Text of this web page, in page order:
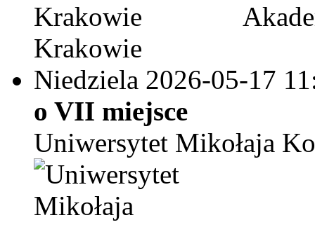
Krakowie
Niedziela 2026-05-17
o VII miejsce
Uniwersytet Mikołaja